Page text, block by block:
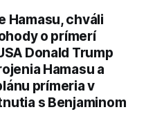
Hamasu, chváli
o prímerí
Donald Trump
Hamasu a
prímeria v
s Benjaminom